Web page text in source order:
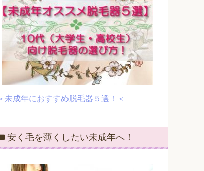
未成年におすすめ脱毛器５選！＜
安く毛を薄くしたい未成年へ！